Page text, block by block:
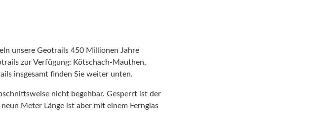
unsere Geotrails 450 Millionen Jahre
zur Verfügung: Kötschach-Mauthen,
insgesamt finden Sie weiter unten.
nicht begehbar. Gesperrt ist der
Meter Länge ist aber mit einem Fernglas